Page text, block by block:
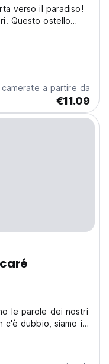
verso il paradiso!
Questo ostello
amicizia e
from original
camerate a partire da
€11.09
le parole dei nostri
c'è dubbio, siamo i